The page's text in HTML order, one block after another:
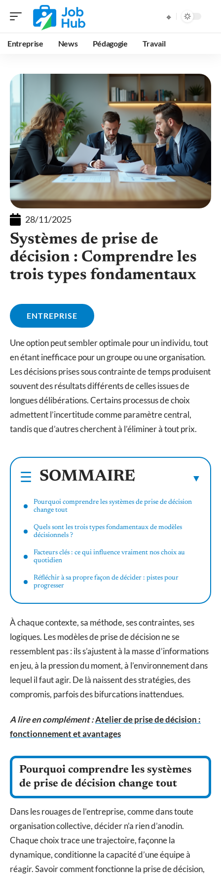
Entreprise News Pédagogie Travail
28/11/2025
Systèmes de prise de
décision : Comprendre les
trois types fondamentaux
ENTREPRISE
Une option peut sembler optimale pour un individu, tout
en étant inefficace pour un groupe ou une organisation.
Les décisions prises sous contrainte de temps produisent
souvent des résultats différents de celles issues de
longues délibérations. Certains processus de choix
admettent l’incertitude comme paramètre central,
tandis que d’autres cherchent à l’éliminer à tout prix.
SOMMAIRE
Pourquoi comprendre les systèmes de prise de décision
change tout
Quels sont les trois types fondamentaux de modèles
décisionnels ?
Facteurs clés : ce qui influence vraiment nos choix au
quotidien
Réfléchir à sa propre façon de décider : pistes pour
progresser
À chaque contexte, sa méthode, ses contraintes, ses
logiques. Les modèles de prise de décision ne se
ressemblent pas : ils s’ajustent à la masse d’informations
en jeu, à la pression du moment, à l’environnement dans
lequel il faut agir. De là naissent des stratégies, des
compromis, parfois des bifurcations inattendues.
A lire en complément :Atelier de prise de décision :
fonctionnement et avantages
Pourquoi comprendre les systèmes
de prise de décision change tout
Dans les rouages de l’entreprise, comme dans toute
organisation collective, décider n’a rien d’anodin.
Chaque choix trace une trajectoire, façonne la
dynamique, conditionne la capacité d’une équipe à
réagir. Savoir comment fonctionne la prise de décision,